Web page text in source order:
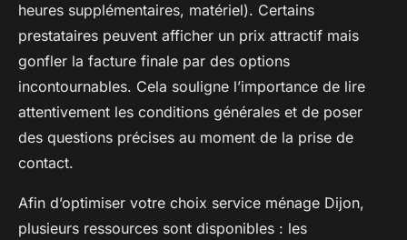
heures supplémentaires, matériel). Certains
prestataires peuvent afficher un prix attractif mais
gonfler la facture finale par des options
incontournables. Cela souligne l’importance de lire
attentivement les conditions générales et de poser
des questions précises au moment de la prise de
contact.
Afin d’optimiser votre choix service ménage Dijon,
plusieurs ressources sont disponibles : les